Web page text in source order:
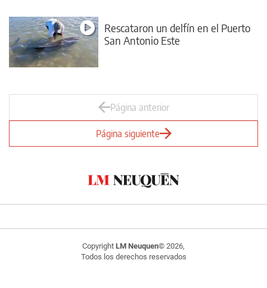
Rescataron un delfín en el Puerto
San Antonio Este
Página anterior
Página siguiente
Copyright LM Neuquen© 2026,
Todos los derechos reservados